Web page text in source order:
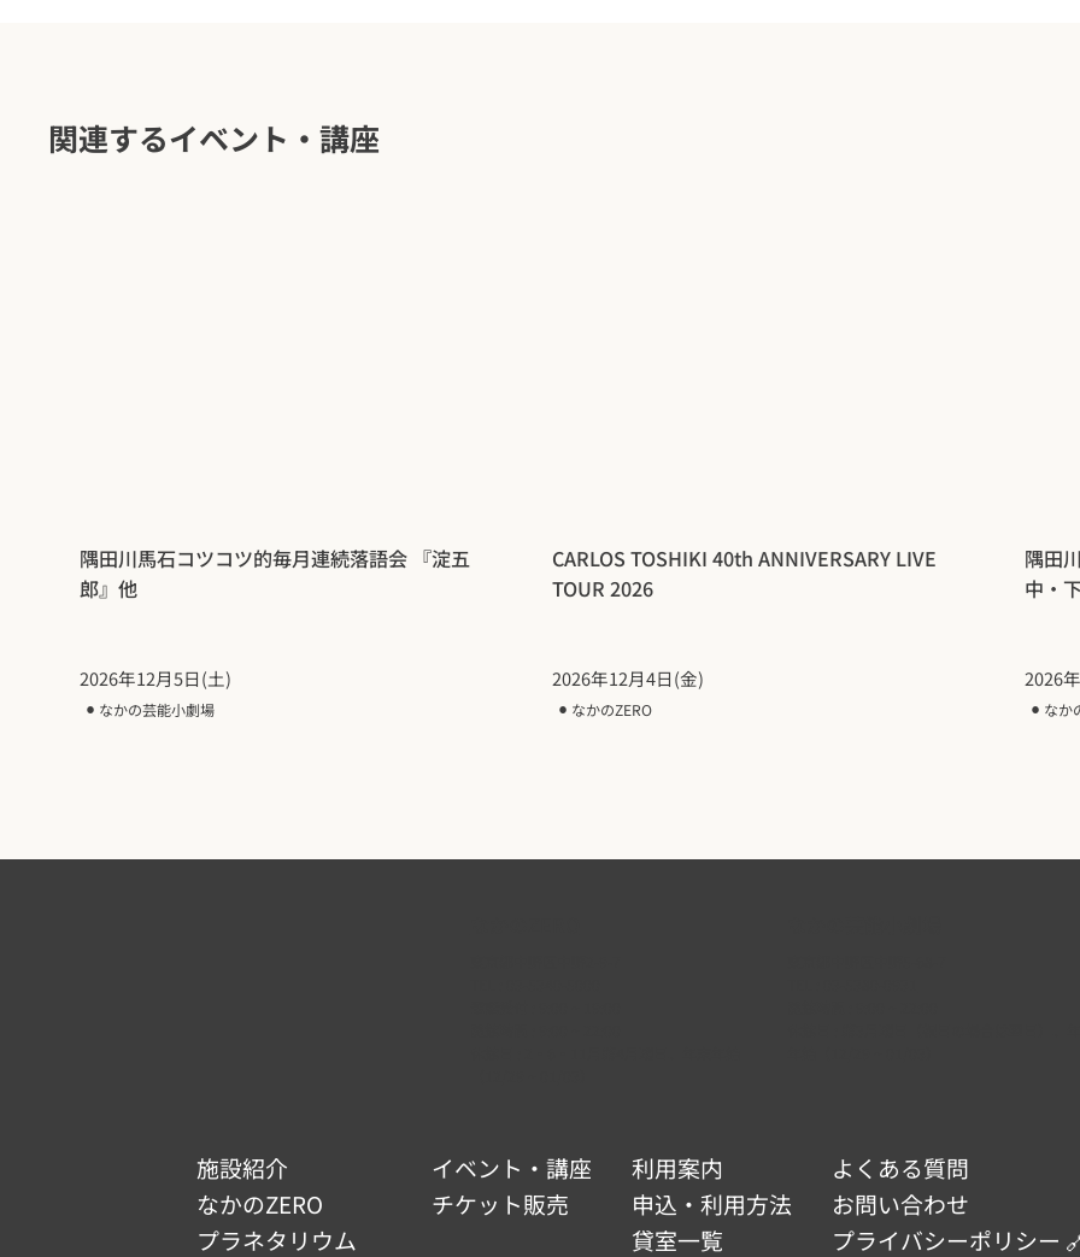
隅田川馬石コツコツ的毎月連続落語会 『淀五
郎』他
2026年12月5日(土)
なかの芸能小劇場
⚫︎
CARLOS TOSHIKI 40th ANNIVERSARY LIVE
TOUR 2026
2026年12月4日(金)
なかのZERO
⚫︎
隅田
中・
2026
なか
⚫︎
関連するイベント・講座
施設紹介
なかのZERO
プラネタリウム
イベント・講座
チケット販売
利用案内
申込・利用方法
貸室一覧
よくある質問
お問い合わせ
プライバシーポリシー